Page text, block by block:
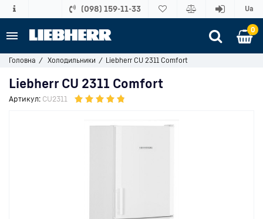
(098) 159-11-33 Ua
0
Головна Холодильники Liebherr CU 2311 Comfort
Liebherr CU 2311 Comfort
Артикул: CU2311